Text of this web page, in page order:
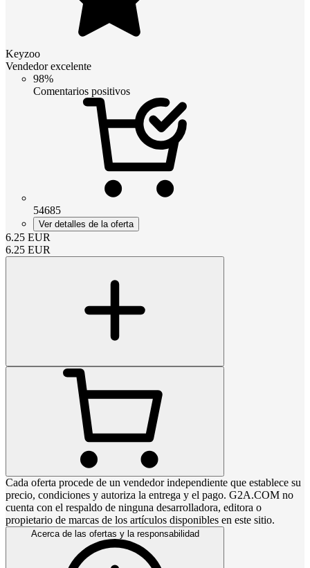
Keyzoo
Vendedor excelente
98%
Comentarios positivos
54685
Ver detalles de la oferta
6.25 EUR
6.25 EUR
Cada oferta procede de un vendedor independiente que establece su
precio, condiciones y autoriza la entrega y el pago. G2A.COM no
cuenta con el respaldo de ninguna desarrolladora, editora o
propietario de marcas de los artículos disponibles en este sitio.
Acerca de las ofertas y la responsabilidad